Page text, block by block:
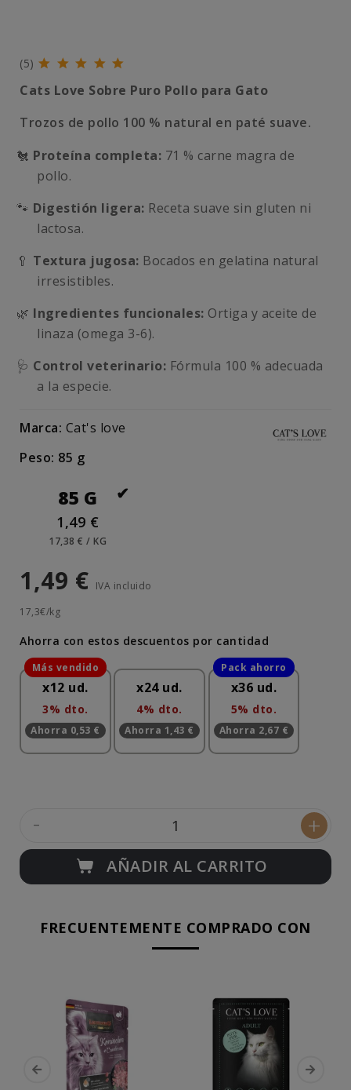
(5)
Cats Love Sobre Puro Pollo para Gato
Trozos de pollo 100 % natural en paté suave.
🐔 Proteína completa: 71 % carne magra de
pollo.
🐾 Digestión ligera: Receta suave sin gluten ni
lactosa.
🥄 Textura jugosa: Bocados en gelatina natural
irresistibles.
🌿 Ingredientes funcionales: Ortiga y aceite de
linaza (omega 3-6).
🩺 Control veterinario: Fórmula 100 % adecuada
a la especie.
Marca: Cat's love
Peso: 85 g
85 G
1,49 €
17,38 € / KG
1,49 € IVA incluido
17,3€/kg
Ahorra con estos descuentos por cantidad
x12 ud.
3% dto.
Ahorra 0,53 €
x24 ud.
4% dto.
Ahorra 1,43 €
x36 ud.
5% dto.
Ahorra 2,67 €
- +
AÑADIR AL CARRITO
FRECUENTEMENTE COMPRADO CON